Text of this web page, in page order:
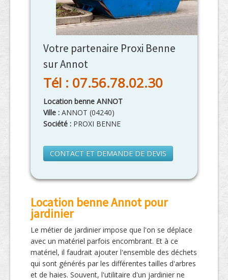
Votre partenaire Proxi Benne
sur Annot
Tél : 07.56.78.02.30
Location benne ANNOT
Ville : ANNOT (04240)
Société : PROXI BENNE
CONTACT ET DEMANDE DE DEVIS
Location benne Annot pour
jardinier
Le métier de jardinier impose que l'on se déplace
avec un matériel parfois encombrant. Et à ce
matériel, il faudrait ajouter l'ensemble des déchets
qui sont générés par les différentes tailles d'arbres
et de haies. Souvent, l'utilitaire d'un jardinier ne